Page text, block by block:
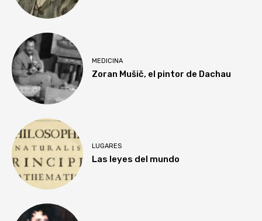
MEDICINA
Zoran Mušič, el pintor de Dachau
LUGARES
Las leyes del mundo